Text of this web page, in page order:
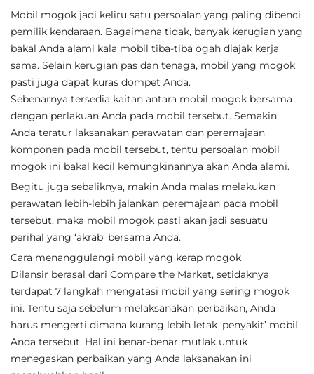
Mobil mogok jadi keliru satu persoalan yang paling dibenci
pemilik kendaraan. Bagaimana tidak, banyak kerugian yang
bakal Anda alami kala mobil tiba-tiba ogah diajak kerja
sama. Selain kerugian pas dan tenaga, mobil yang mogok
pasti juga dapat kuras dompet Anda.
Sebenarnya tersedia kaitan antara mobil mogok bersama
dengan perlakuan Anda pada mobil tersebut. Semakin
Anda teratur laksanakan perawatan dan peremajaan
komponen pada mobil tersebut, tentu persoalan mobil
mogok ini bakal kecil kemungkinannya akan Anda alami.
Begitu juga sebaliknya, makin Anda malas melakukan
perawatan lebih-lebih jalankan peremajaan pada mobil
tersebut, maka mobil mogok pasti akan jadi sesuatu
perihal yang ‘akrab’ bersama Anda.
Cara menanggulangi mobil yang kerap mogok
Dilansir berasal dari Compare the Market, setidaknya
terdapat 7 langkah mengatasi mobil yang sering mogok
ini. Tentu saja sebelum melaksanakan perbaikan, Anda
harus mengerti dimana kurang lebih letak ‘penyakit’ mobil
Anda tersebut. Hal ini benar-benar mutlak untuk
menegaskan perbaikan yang Anda laksanakan ini